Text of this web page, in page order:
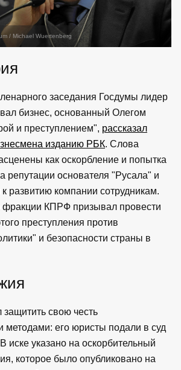
/ Michael Wuertenberg
заседания Госдумы лидер
бизнес, основанный Олегом
и преступлением", рассказал
изданию РБК. Слова
как оскорбление и попытка
репутации основателя "Русала" и
развитию компании сотрудникам.
фракции КПРФ призывал провести
преступления против
и безопасности страны в
свою честь
методами: его юристы подали в суд
указано на оскорбительный
которое было опубликовано на